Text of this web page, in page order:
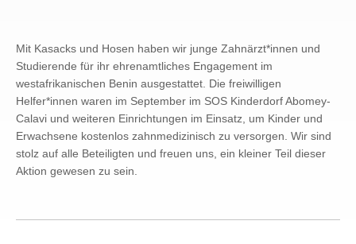
Mit Kasacks und Hosen haben wir junge Zahnärzt*innen und
Studierende für ihr ehrenamtliches Engagement im
westafrikanischen Benin ausgestattet. Die freiwilligen
Helfer*innen waren im September im SOS Kinderdorf Abomey-
Calavi und weiteren Einrichtungen im Einsatz, um Kinder und
Erwachsene kostenlos zahnmedizinisch zu versorgen. Wir sind
stolz auf alle Beteiligten und freuen uns, ein kleiner Teil dieser
Aktion gewesen zu sein.